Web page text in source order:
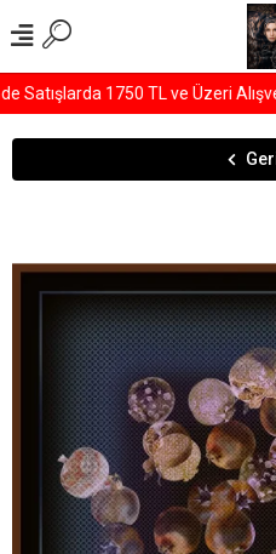
1750 TL ve Üzeri